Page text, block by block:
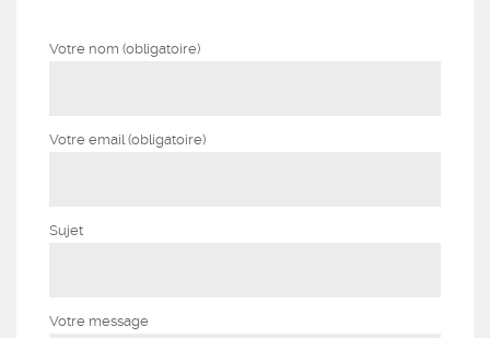
Votre nom (obligatoire)
Votre email (obligatoire)
Sujet
Votre message